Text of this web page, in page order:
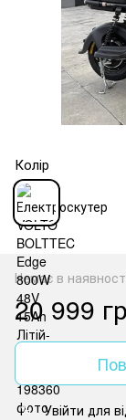
Колір
Немає в
20 999
% Увійти для